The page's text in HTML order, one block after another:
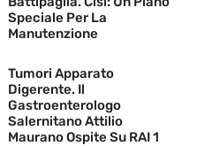
Speciale Per La
Manutenzione
Tumori Apparato
Digerente. Il
Gastroenterologo
Salernitano Attilio
Maurano Ospite Su RAI 1